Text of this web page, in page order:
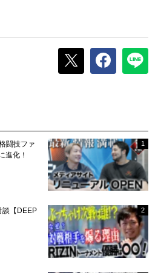
闘技ファ
進化！
1
談【DEEP
2